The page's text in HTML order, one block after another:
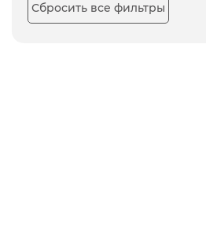
Сбросить все фильтры